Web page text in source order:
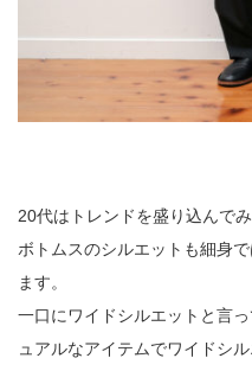
20代はトレンドを盛り込んでみ
ボトムスのシルエットも細身
ます。
一口にワイドシルエットと言
ュアルなアイテムでワイドシ